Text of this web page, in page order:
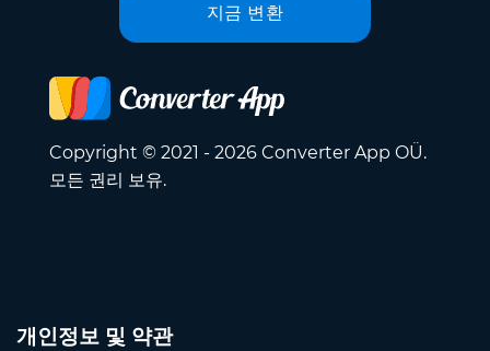
지금 변환
Copyright © 2021 - 2026 Converter App OÜ.
모든 권리 보유.
개인정보 및 약관